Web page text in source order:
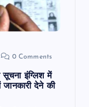
0 Comments
इंग्लिश में
देने की